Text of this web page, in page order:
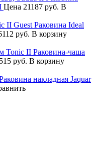
Цена 21187 руб. В
Раковина Ideal
руб. В корзину
Раковина-чаша
руб. В корзину
накладная Jaquar